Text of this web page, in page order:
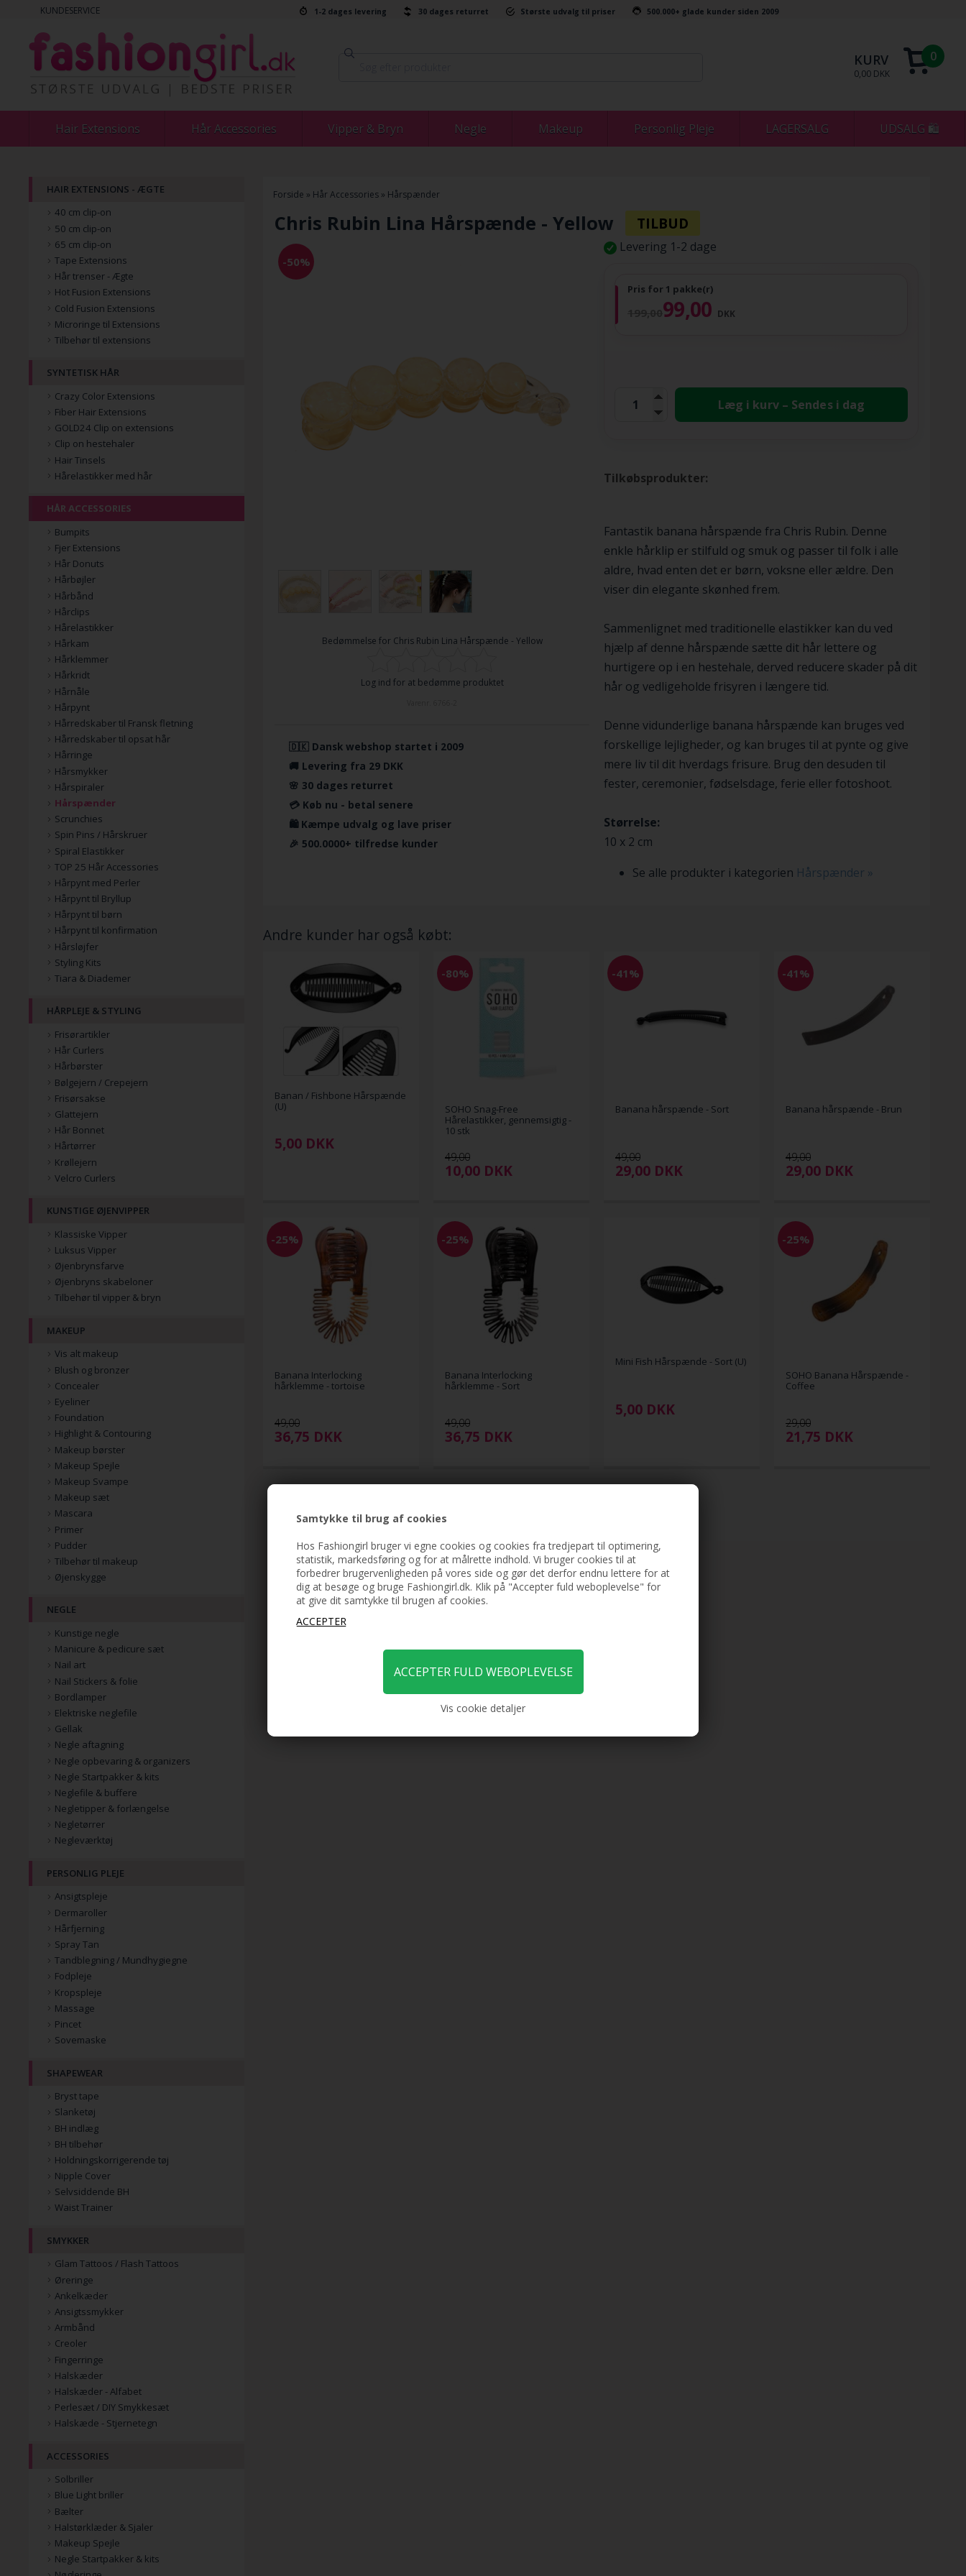
Samtykke til brug af cookies
Hos Fashiongirl bruger vi egne cookies og cookies fra tredjepart til optimering,
statistik, markedsføring og for at målrette indhold. Vi bruger cookies til at
forbedrer brugervenligheden på vores side og gør det derfor endnu lettere for at
dig at besøge og bruge Fashiongirl.dk. Klik på "Accepter fuld weboplevelse" for
at give dit samtykke til brugen af cookies.
Vis cookie detaljer
KUNDESERVICE 1-2 dages levering 30 dages returret Største udvalg til priser 500.000+ glade kunder siden 2009
KURV
0,00 DKK
0
Hair Extensions Hår Accessories Vipper & Bryn Negle Makeup Personlig Pleje LAGERSALG UDSALG 🛍
Forside » Hår Accessories» Hårspænder
Chris Rubin Lina Hårspænde - Yellow
-50%
Bedømmelse for Chris Rubin Lina Hårspænde - Yellow
Log ind for at bedømme produktet
🇩🇰 Dansk webshop startet i 2009
🚚 Levering fra 29 DKK
🌸 30 dages returret
💳 Køb nu - betal senere
🛍️ Kæmpe udvalg og lave priser
🎉 500.0000+ tilfredse kunder
Levering 1-2 dage
Pris for 1 pakke(r)
99,00 DKK
Læg i kurv – Sendes i dag
Tilkøbsprodukter:
Fantastik banana hårspænde fra Chris Rubin. Denne
enkle hårklip er stilfuld og smuk og passer til folk i alle
aldre, hvad enten det er børn, voksne eller ældre. Den
viser din elegante skønhed frem.
Sammenlignet med traditionelle elastikker kan du ved
hjælp af denne hårspænde sætte dit hår lettere og
hurtigere op i en hestehale, derved reducere skader på dit
hår og vedligeholde frisyren i længere tid.
Denne vidunderlige banana hårspænde kan bruges ved
forskellige lejligheder, og kan bruges til at pynte og give
mere liv til dit hverdags frisure. Brug den desuden til
fester, ceremonier, fødselsdage, ferie eller fotoshoot.
Størrelse:
10 x 2 cm
Se alle produkter i kategorien Hårspænder »
Andre kunder har også købt:
Banan / Fishbone Hårspænde
(U)
5,00 DKK
-80%
SOHO Snag-Free
Hårelastikker, gennemsigtig -
10 stk
49,00
10,00 DKK
-41%
Banana hårspænde - Sort
49,00
29,00 DKK
-41%
Banana hårspænde - Brun
49,00
29,00 DKK
-25%
Banana Interlocking
hårklemme - tortoise
49,00
36,75 DKK
-25%
Banana Interlocking
hårklemme - Sort
49,00
36,75 DKK
Mini Fish Hårspænde - Sort (U)
5,00 DKK
-25%
SOHO Banana Hårspænde -
Coffee
29,00
21,75 DKK
HAIR EXTENSIONS - ÆGTE
40 cm clip-on
50 cm clip-on
65 cm clip-on
Tape Extensions
Hår trenser - Ægte
Hot Fusion Extensions
Cold Fusion Extensions
Microringe til Extensions
Tilbehør til extensions
SYNTETISK HÅR
Crazy Color Extensions
Fiber Hair Extensions
GOLD24 Clip on extensions
Clip on hestehaler
Hair Tinsels
Hårelastikker med hår
HÅR ACCESSORIES
Bumpits
Fjer Extensions
Hår Donuts
Hårbøjler
Hårbånd
Hårclips
Hårelastikker
Hårkam
Hårklemmer
Hårkridt
Hårnåle
Hårpynt
Hårredskaber til Fransk fletning
Hårredskaber til opsat hår
Hårringe
Hårsmykker
Hårspiraler
Hårspænder
Scrunchies
Spin Pins / Hårskruer
Spiral Elastikker
TOP 25 Hår Accessories
Hårpynt med Perler
Hårpynt til Bryllup
Hårpynt til børn
Hårpynt til konfirmation
Hårsløjfer
Styling Kits
Tiara & Diademer
HÅRPLEJE & STYLING
Frisørartikler
Hår Curlers
Hårbørster
Bølgejern / Crepejern
Frisørsakse
Glattejern
Hår Bonnet
Hårtørrer
Krøllejern
Velcro Curlers
KUNSTIGE ØJENVIPPER
Klassiske Vipper
Luksus Vipper
Øjenbrynsfarve
Øjenbryns skabeloner
Tilbehør til vipper & bryn
MAKEUP
Vis alt makeup
Blush og bronzer
Concealer
Eyeliner
Foundation
Highlight & Contouring
Makeup børster
Makeup Spejle
Makeup Svampe
Makeup sæt
Mascara
Primer
Pudder
Tilbehør til makeup
Øjenskygge
NEGLE
Kunstige negle
Manicure & pedicure sæt
Nail art
Nail Stickers & folie
Bordlamper
Elektriske neglefile
Gellak
Negle aftagning
Negle opbevaring & organizers
Negle Startpakker & kits
Neglefile & buffere
Negletipper & forlængelse
Negletørrer
Negleværktøj
PERSONLIG PLEJE
Ansigtspleje
Dermaroller
Hårfjerning
Spray Tan
Tandblegning / Mundhygiegne
Fodpleje
Kropspleje
Massage
Pincet
Sovemaske
SHAPEWEAR
Bryst tape
Slanketøj
BH indlæg
BH tilbehør
Holdningskorrigerende tøj
Nipple Cover
Selvsiddende BH
Waist Trainer
SMYKKER
Glam Tattoos / Flash Tattoos
Øreringe
Ankelkæder
Ansigtssmykker
Armbånd
Creoler
Fingerringe
Halskæder
Halskæder - Alfabet
Perlesæt / DIY Smykkesæt
Halskæde - Stjernetegn
ACCESSORIES
Solbriller
Blue Light briller
Bælter
Halstørklæder & Sjaler
Makeup Spejle
Negle Startpakker & kits